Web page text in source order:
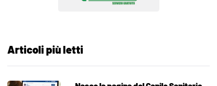
Articoli più letti